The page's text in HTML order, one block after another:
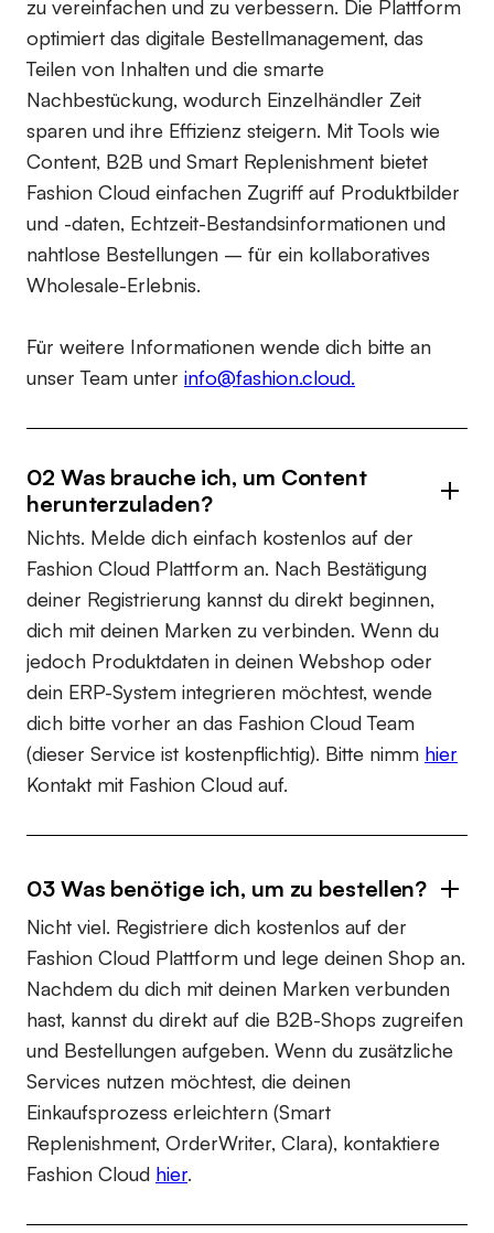
zu vereinfachen und zu verbessern. Die Plattform
optimiert das digitale Bestellmanagement, das
Teilen von Inhalten und die smarte
Nachbestückung, wodurch Einzelhändler Zeit
sparen und ihre Effizienz steigern. Mit Tools wie
Content, B2B und Smart Replenishment bietet
Fashion Cloud einfachen Zugriff auf Produktbilder
und -daten, Echtzeit-Bestandsinformationen und
nahtlose Bestellungen – für ein kollaboratives
Wholesale-Erlebnis.
Für weitere Informationen wende dich bitte an
unser Team unter info@fashion.cloud.
02 Was brauche ich, um Content
herunterzuladen?
Nichts. Melde dich einfach kostenlos auf der
Fashion Cloud Plattform an. Nach Bestätigung
deiner Registrierung kannst du direkt beginnen,
dich mit deinen Marken zu verbinden. Wenn du
jedoch Produktdaten in deinen Webshop oder
dein ERP-System integrieren möchtest, wende
dich bitte vorher an das Fashion Cloud Team
(dieser Service ist kostenpflichtig). Bitte nimm hier
Kontakt mit Fashion Cloud auf.
03 Was benötige ich, um zu bestellen?
Nicht viel. Registriere dich kostenlos auf der
Fashion Cloud Plattform und lege deinen Shop an.
Nachdem du dich mit deinen Marken verbunden
hast, kannst du direkt auf die B2B-Shops zugreifen
und Bestellungen aufgeben. Wenn du zusätzliche
Services nutzen möchtest, die deinen
Einkaufsprozess erleichtern (Smart
Replenishment, OrderWriter, Clara), kontaktiere
Fashion Cloud hier.